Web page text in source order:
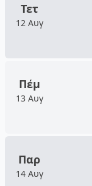
Τετ
12 Αυγ
Πέμ
13 Αυγ
Παρ
14 Αυγ